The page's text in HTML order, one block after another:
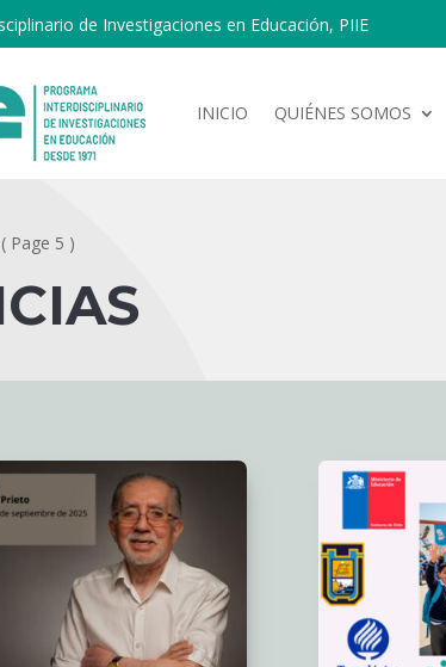
de Investigaciones en Educación, PIIE
INICIO QUIÉNES SOMOS
( Page 5 )